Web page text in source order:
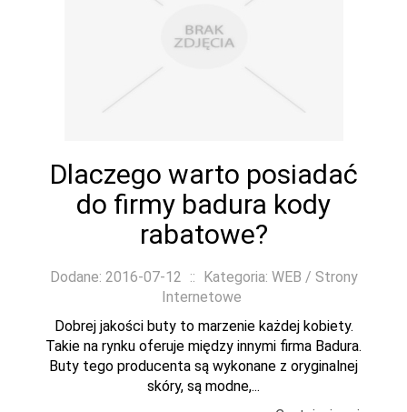
Dlaczego warto posiadać
do firmy badura kody
rabatowe?
Dodane: 2016-07-12 :: Kategoria: WEB / Strony
Internetowe
Dobrej jakości buty to marzenie każdej kobiety.
Takie na rynku oferuje między innymi firma Badura.
Buty tego producenta są wykonane z oryginalnej
skóry, są modne,...